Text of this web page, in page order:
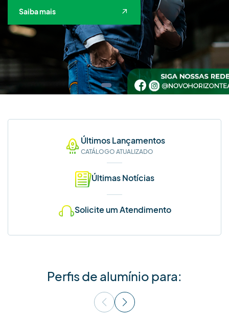
Saiba mais
WHATSAPP
Últimos Lançamentos
CATÁLOGO ATUALIZADO
Últimas Notícias
Solicite um Atendimento
Perfis de alumínio para: